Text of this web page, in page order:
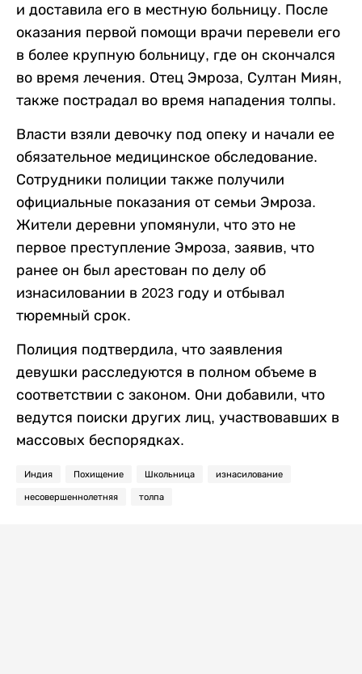
и доставила его в местную больницу. После
оказания первой помощи врачи перевели его
в более крупную больницу, где он скончался
во время лечения. Отец Эмроза, Султан Миян,
также пострадал во время нападения толпы.
Власти взяли девочку под опеку и начали ее
обязательное медицинское обследование.
Сотрудники полиции также получили
официальные показания от семьи Эмроза.
Жители деревни упомянули, что это не
первое преступление Эмроза, заявив, что
ранее он был арестован по делу об
изнасиловании в 2023 году и отбывал
тюремный срок.
Полиция подтвердила, что заявления
девушки расследуются в полном объеме в
соответствии с законом. Они добавили, что
ведутся поиски других лиц, участвовавших в
массовых беспорядках.
Индия Похищение Школьница изнасилование
несовершеннолетняя толпа